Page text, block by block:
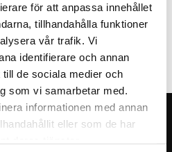
för att anpassa innehållet
tillhandahålla funktioner
vår trafik. Vi
identifierare och annan
de sociala medier och
som vi samarbetar med.
informationen med annan
eller som de har
gymmet?